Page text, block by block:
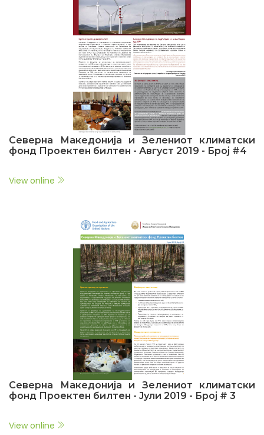
Северна Македонија и Зелениот климатски
фонд Проектен билтен - Август 2019 - Број #4
View online
Северна Македонија и Зелениот климатски
фонд Проектен билтен - Јули 2019 - Број # 3
View online